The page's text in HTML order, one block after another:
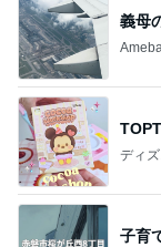
義母
ディ
子育